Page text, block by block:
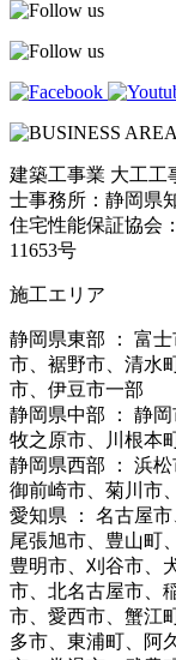
建築工事業 大工
士事務所：静岡県
住宅性能保証協会
11653号
施工エリア
静岡県東部 ： 富
市、裾野市、清水
市、伊豆市一部
静岡県中部 ： 静
牧之原市、川根本
静岡県西部 ： 浜
御前崎市、菊川市
愛知県 ： 名古屋
尾張旭市、豊山町
豊明市、刈谷市、
市、北名古屋市、
市、愛西市、蟹江
多市、東浦町、阿